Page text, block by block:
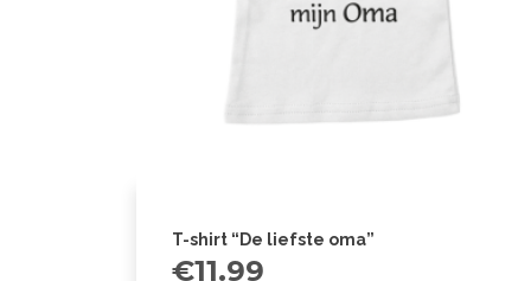
T-shirt “De liefste oma”
€11.99